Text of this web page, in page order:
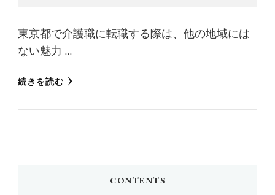
東京都で介護職に転職する際は、他の地域には
ない魅力 …
続きを読む
CONTENTS